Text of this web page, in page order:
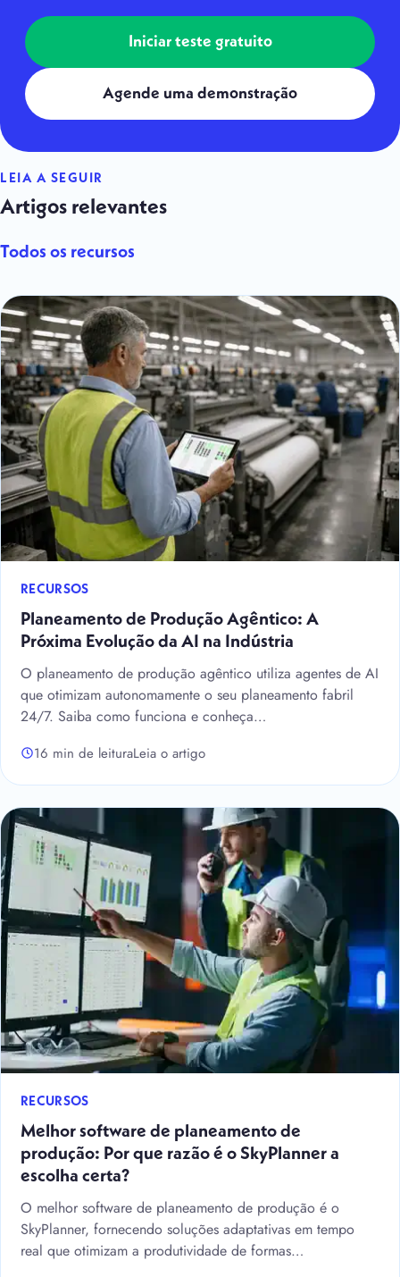
Iniciar teste gratuito
Agende uma demonstração
LEIA A SEGUIR
Artigos relevantes
Todos os recursos
RECURSOS
Planeamento de Produção Agêntico: A
Próxima Evolução da AI na Indústria
O planeamento de produção agêntico utiliza agentes de AI
que otimizam autonomamente o seu planeamento fabril
24/7. Saiba como funciona e conheça…
16 min de leituraLeia o artigo
RECURSOS
Melhor software de planeamento de
produção: Por que razão é o SkyPlanner a
escolha certa?
O melhor software de planeamento de produção é o
SkyPlanner, fornecendo soluções adaptativas em tempo
real que otimizam a produtividade de formas…